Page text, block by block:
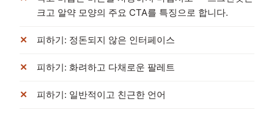
크고 알약 모양의 주요 CTA를 특징으로 합니다.
피하기: 정돈되지 않은 인터페이스
피하기: 화려하고 다채로운 팔레트
피하기: 일반적이고 친근한 언어